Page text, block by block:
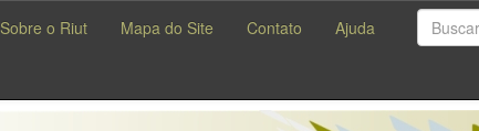
Sobre o Riut Mapa do Site Contato Ajuda